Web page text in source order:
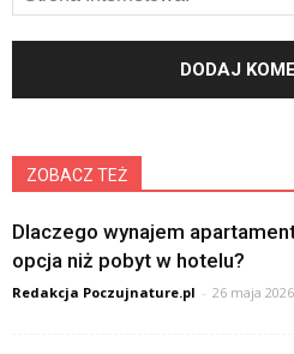
ZOBACZ TEŻ
Dlaczego wynajem
opcja niż pobyt w hotelu?
Redakcja Poczujnature.pl - 26 maja 2026